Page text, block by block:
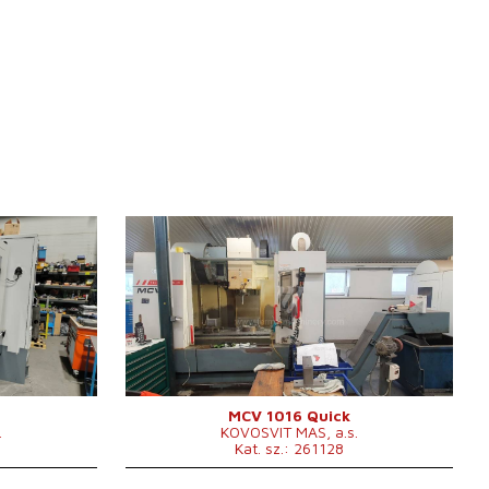
600 mm
/min.
3000 x 2940
Gyártás éve:
Vezérlőrendszer
igen
Heidenhain vezérlőrendszer
TNC 530
Az asztal felfogó felülete
1300 x 600
X irányú mozgás
1016 mm
Y irányú mozgás
610 mm
Z irányú mozgás
710 mm
0 - 10000
/min.
Vezérelt tengelyek száma
3
Orsón keresztüli hűtés
Orsón keresztüli hűtőnyomás
bar
MCV 1016 Quick
KOVOSVIT MAS, a.s.
Kat. sz.: 261128